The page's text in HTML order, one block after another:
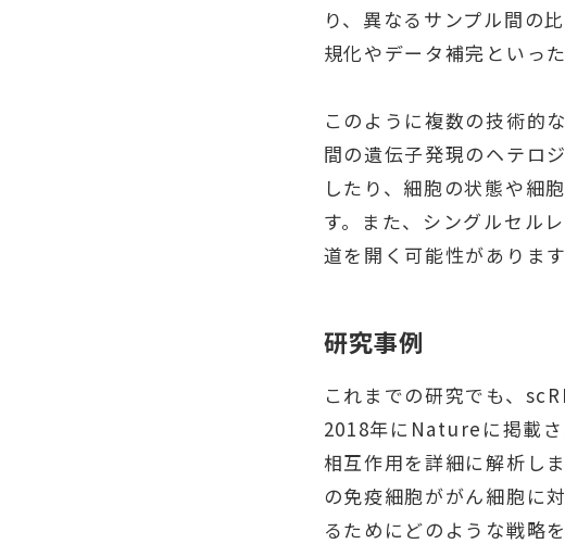
り、異なるサンプル間の
規化やデータ補完といっ
このように複数の技術的
間の遺伝子発現のヘテロ
したり、細胞の状態や細
す。また、シングルセル
道を開く可能性があります
研究事例
これまでの研究でも、
2018年にNatureに掲載
相互作用を詳細に解析し
の免疫細胞ががん細胞に
るためにどのような戦略